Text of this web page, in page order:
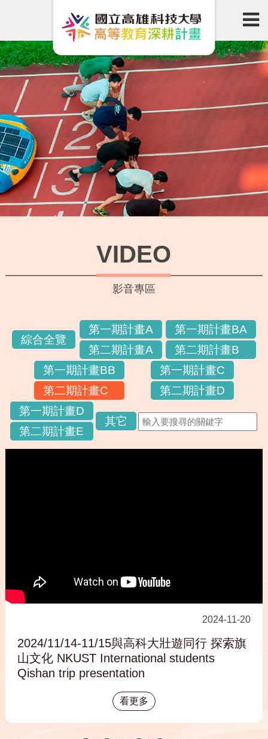
VIDEO
影音專區
綜合全覽
第一期計畫A
第二期計畫A
第一期計畫BA
第二期計畫B
第一期計畫BB
第二期計畫C
第一期計畫C
第二期計畫D
第一期計畫D
第二期計畫E
其它
2024-11-20
2024/11/14-11/15與高科大壯遊同行 探索旗
山文化 NKUST International students
Qishan trip presentation
看更多